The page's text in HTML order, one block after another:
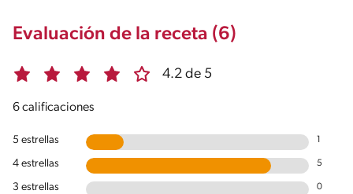
Evaluación de la receta (6)
4.2 de 5
6 calificaciones
5 estrellas 1
4 estrellas 5
3 estrellas 0